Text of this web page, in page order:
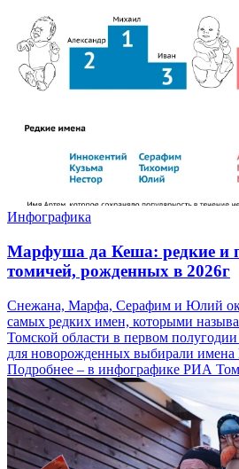
Инфографика
Марфуша да Кеша: редкие и
томичей, рожденных в 2026г
Снежана, Марфа, Серафим и Юлий
самых редких имен, которыми
Томской области в первом
для новорожденных выбирали
Подробнее – в инфографике РИА